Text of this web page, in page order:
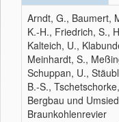
Arndt, G., Baumert,
K.-H., Friedrich, S.,
Kalteich, U.,
Meinhardt, S.,
Schuppan, U.,
B.-S.,
Bergbau und
Braunkohlenrevier